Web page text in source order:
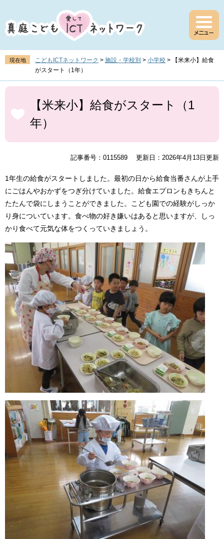
ジ
の
頭
す
。
ュ
ー
飛
し
て
現在地 こどもICTネットワーク > 施設・学校別 > 小学校 >
【米来小】給食
がスタート（1年）
本
【米来小】給食がスタート（1
年）
記事番号：0115589 更新日：2026年4月13日更新
1年生の給食がスタートしました。最初の日から給食当番さんが上手
にごはんやおかずをつぎ分けていました。給食エプロンもきちんと
たたんで袋にしまうことができました。こども園での経験がしっか
り身についています。食べ物の好き嫌いはあると思いますが、しっ
かり食べて元気な体をつくっていきましょう。